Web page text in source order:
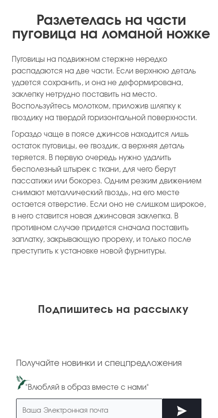
Разлетелась на части
пуговица на ломаной ножке
Пуговицы на подвижном стержне нередко
распадаются на две части. Если верхнюю деталь
удается сохранить, и она не деформирована,
заклепку нетрудно поставить на место.
Воспользуйтесь молотком, приложив шляпку к
гвоздику на твердой горизонтальной поверхности.
Гораздо чаще в поясе джинсов находится лишь
остаток пуговицы, ее гвоздик, а верхняя деталь
теряется. В первую очередь нужно удалить
бесполезный штырек с ткани, для чего берут
пассатижи или бокорез. Одним резким движением
снимают металлический гвоздь, на его месте
остается отверстие. Если оно не слишком широкое,
в него ставится новая джинсовая заклепка. В
противном случае придется сначала поставить
заплатку, закрывающую прореху, и только после
преступить к установке новой фурнитуры.
Подпишитесь на рассылку
Получайте новинки и спецпредложения
"Влюбляй в образ вместе с нами"